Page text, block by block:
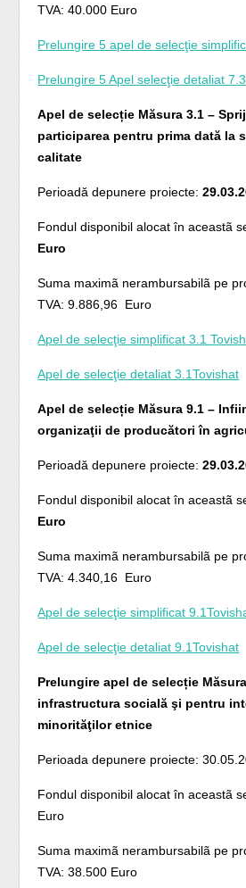
TVA: 40.000 Euro
Prelungire 5 apel de selecţie
Prelungire 5 Apel selecţie detaliat 7.3
Apel de selecție Măsura 3.1 –
participarea pentru prima dată la
calitate
Perioadă depunere proiecte:
Fondul disponibil alocat în aceastã
Euro
Suma maximã nerambursabilã pe
TVA: 9.886,96 Euro
Apel de selecţie simplificat 3.1
Apel de selecţie detaliat 3.1Tovishat
Apel de selecție Măsura 9.1 –
organizaţii de producători în
Perioadă depunere proiecte:
Fondul disponibil alocat în aceastã
Euro
Suma maximã nerambursabilã pe
TVA: 4.340,16 Euro
Apel de selecţie simplificat
Apel de selecţie detaliat 9.1Tovishat
Prelungire apel de selecție
infrastructura socială şi pentru
minorităţilor etnice
Perioada depunere proiecte:
Fondul disponibil alocat în aceastã
Euro
Suma maximã nerambursabilã pe
TVA: 38.500 Euro